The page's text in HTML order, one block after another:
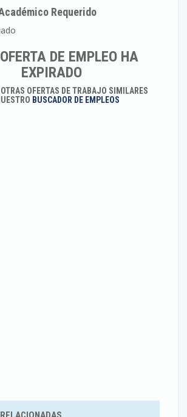
Requerido
DE EMPLEO HA
EXPIRADO
OTRAS OFERTAS DE TRABAJO SIMILARES
BUSCADOR DE EMPLEOS